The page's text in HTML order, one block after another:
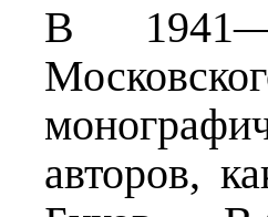
В
авторов,